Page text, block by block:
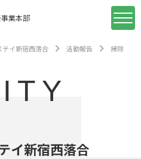
業本部
イ新宿西落合 活動報告 掃除
イ新宿西落合